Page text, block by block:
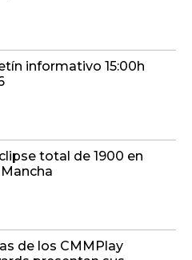
informativo 15:00h
total de 1900 en
de los CMMPlay